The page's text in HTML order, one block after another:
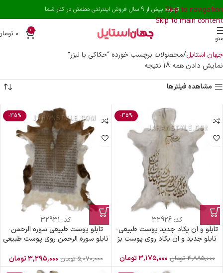
Skip to navigation
Skip to main content
تجربه بیش از 9 سال فروش اینترنتی مطمئن در کنار شما
0 ۰
جهان استایل محصولات برچسب خورده “حکاکی با لیزر”
نمایش دادن همه 18 نتیجه
مشاهده فیلترها
-35%
کد:32926
تابلو و ان یکاد جدید پوست طبیعی-
تابلو جدید و ان یکاد روی پوست بز
۴,۸۸۵,۰۰۰ تومان ۳,۱۷۵,۰۰۰تومان
-35%
کد: 32931
تابلو پوست طبیعی سوره الرحمن-
تابلو سوره الرحمن روی پوست طبیعی
۵,۰۷۰,۰۰۰ تومان ۳,۲۹۵,۰۰۰تومان